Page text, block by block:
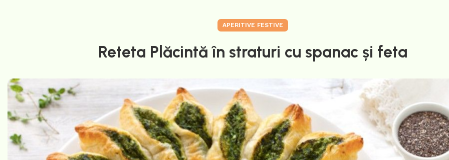
APERITIVE FESTIVE
Reteta Plăcintă în straturi cu spanac și feta